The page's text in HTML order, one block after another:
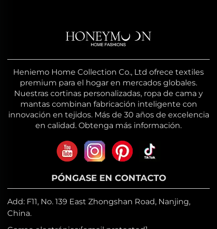
Heniemo Home Collection Co., Ltd ofrece textiles
premium para el hogar en mercados globales.
Nuestras cortinas personalizadas, ropa de cama y
mantas combinan fabricación inteligente con
innovación en tejidos. Más de 30 años de excelencia
en calidad. Obtenga más información.
PÓNGASE EN CONTACTO
Add: F11, No. 139 East Zhongshan Road, Nanjing,
China.